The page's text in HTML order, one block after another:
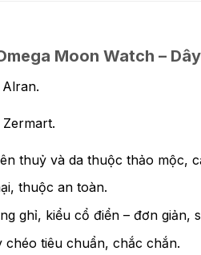
Moon Watch –
Zermart.
thuỷ và da thuộc thảo mộc,
thuộc an toàn.
ghỉ, kiểu cổ điển – đơn giản,
tiêu chuẩn, chắc chắn.